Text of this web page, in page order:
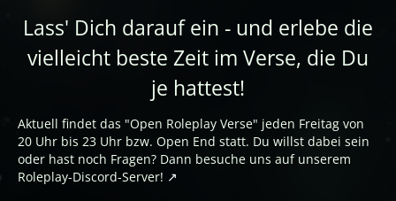
Lass' Dich darauf ein - und erlebe die
vielleicht beste Zeit im Verse, die Du
je hattest!
Aktuell findet das "Open Roleplay Verse" jeden Freitag von
20 Uhr bis 23 Uhr bzw. Open End statt. Du willst dabei sein
oder hast noch Fragen? Dann besuche uns auf unserem
Roleplay-Discord-Server!